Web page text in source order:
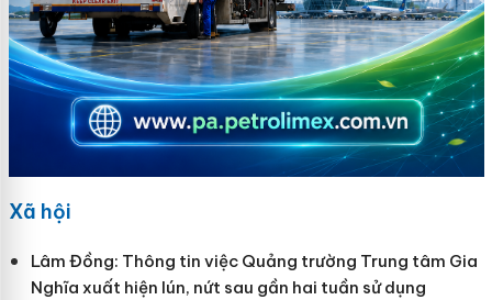
Xã hội
Lâm Đồng: Thông tin việc Quảng trường Trung tâm Gia
Nghĩa xuất hiện lún, nứt sau gần hai tuần sử dụng